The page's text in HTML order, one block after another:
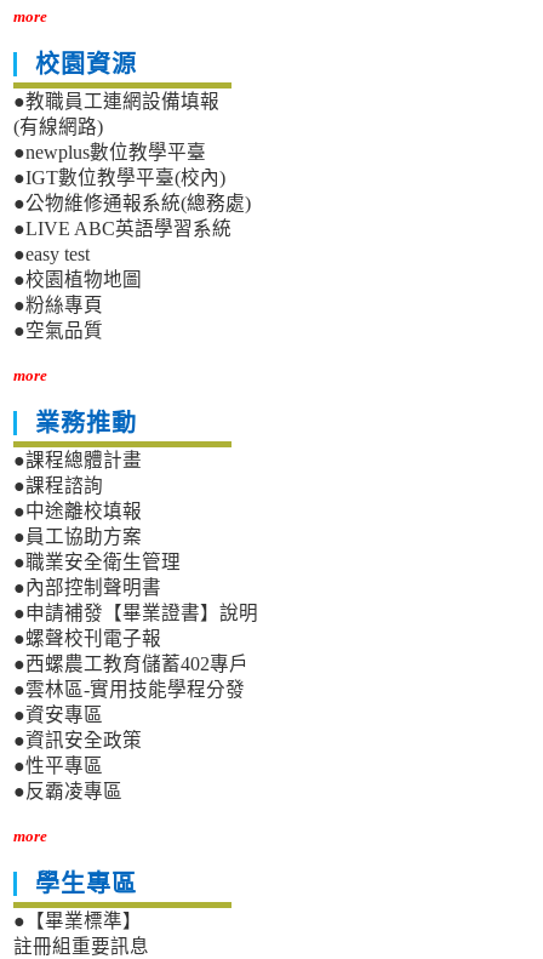
more
校園資源
●教職員工連網設備填報
(有線網路)
●newplus數位教學平臺
●IGT數位教學平臺(校內)
●公物維修通報系統(總務處)
●LIVE ABC英語學習系統
●easy test
●校園植物地圖
●粉絲專頁
●空氣品質
more
業務推動
●課程總體計畫
●課程諮詢
●中途離校填報
●員工協助方案
●職業安全衛生管理
●內部控制聲明書
●申請補發【畢業證書】說明
●螺聲校刊電子報
●西螺農工教育儲蓄402專戶
●雲林區-實用技能學程分發
●資安專區
●資訊安全政策
●性平專區
●反霸凌專區
more
學生專區
●【畢業標準】
註冊組重要訊息